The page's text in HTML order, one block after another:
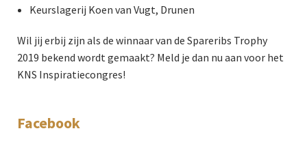
Keurslagerij Koen van Vugt, Drunen
Wil jij erbij zijn als de winnaar van de Spareribs Trophy
2019 bekend wordt gemaakt? Meld je dan nu aan voor het
KNS Inspiratiecongres!
Facebook